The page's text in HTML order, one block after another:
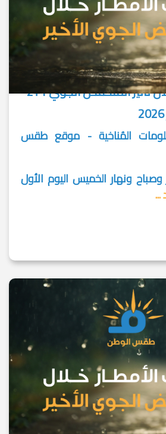
كميات الامطار خلال تأثير المنخفض الجوي 1+2
المُناخية - موقع طقس
ونهار الخميس اليوم الأول
...